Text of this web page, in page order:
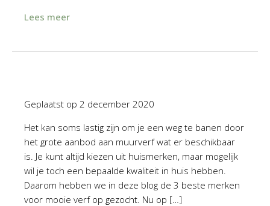
Lees meer
Geplaatst op 2 december 2020
Het kan soms lastig zijn om je een weg te banen door
het grote aanbod aan muurverf wat er beschikbaar
is. Je kunt altijd kiezen uit huismerken, maar mogelijk
wil je toch een bepaalde kwaliteit in huis hebben.
Daarom hebben we in deze blog de 3 beste merken
voor mooie verf op gezocht. Nu op […]